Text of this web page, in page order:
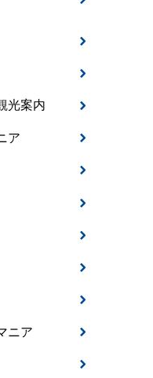
光案内
ア
ニア